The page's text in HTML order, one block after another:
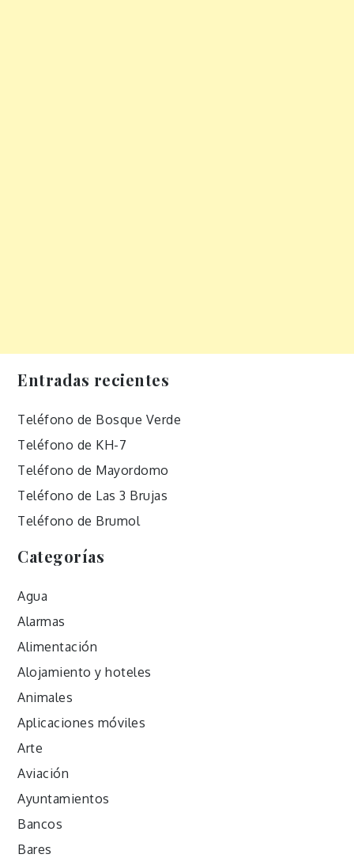
Entradas recientes
Teléfono de Bosque Verde
Teléfono de KH-7
Teléfono de Mayordomo
Teléfono de Las 3 Brujas
Teléfono de Brumol
Categorías
Agua
Alarmas
Alimentación
Alojamiento y hoteles
Animales
Aplicaciones móviles
Arte
Aviación
Ayuntamientos
Bancos
Bares